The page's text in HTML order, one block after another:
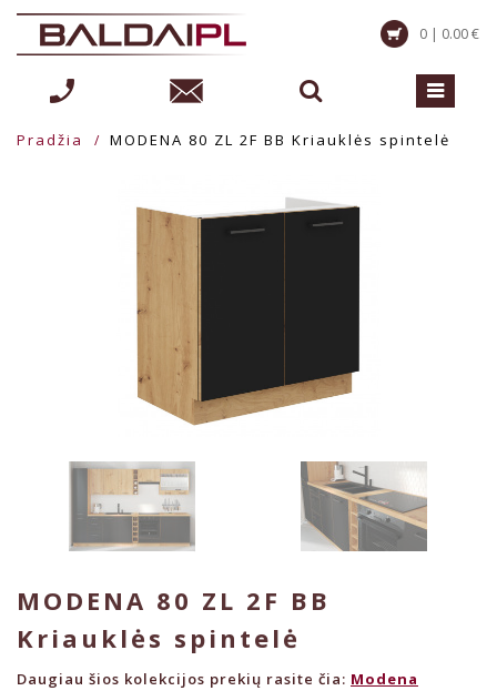
0 | 0.00 €
Pradžia MODENA 80 ZL 2F BB Kriauklės spintelė
MODENA 80 ZL 2F BB
Kriauklės spintelė
Daugiau šios kolekcijos prekių rasite čia: Modena